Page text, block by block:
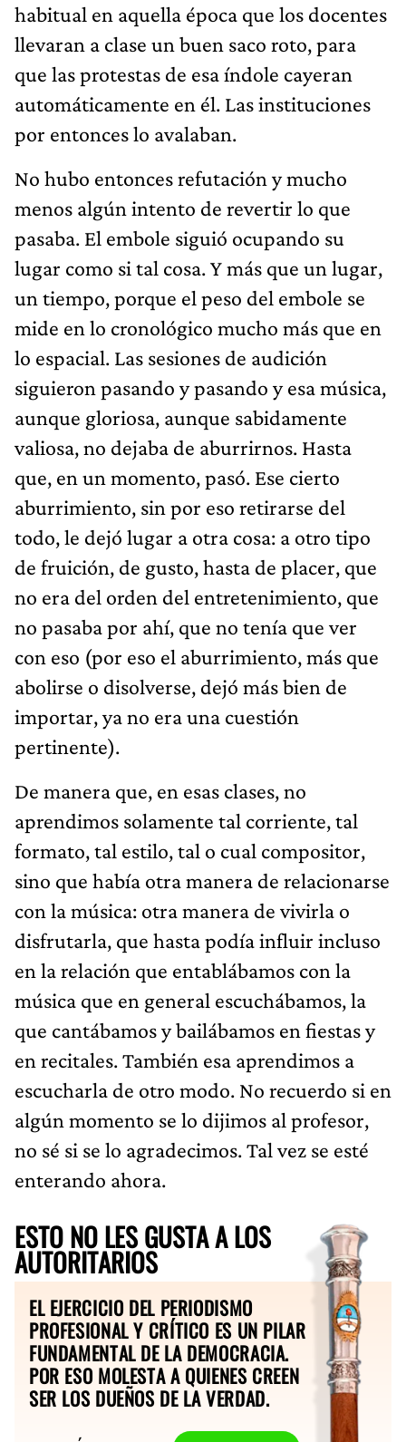
habitual en aquella época que los docentes
llevaran a clase un buen saco roto, para
que las protestas de esa índole cayeran
automáticamente en él. Las instituciones
por entonces lo avalaban.
No hubo entonces refutación y mucho
menos algún intento de revertir lo que
pasaba. El embole siguió ocupando su
lugar como si tal cosa. Y más que un lugar,
un tiempo, porque el peso del embole se
mide en lo cronológico mucho más que en
lo espacial. Las sesiones de audición
siguieron pasando y pasando y esa música,
aunque gloriosa, aunque sabidamente
valiosa, no dejaba de aburrirnos. Hasta
que, en un momento, pasó. Ese cierto
aburrimiento, sin por eso retirarse del
todo, le dejó lugar a otra cosa: a otro tipo
de fruición, de gusto, hasta de placer, que
no era del orden del entretenimiento, que
no pasaba por ahí, que no tenía que ver
con eso (por eso el aburrimiento, más que
abolirse o disolverse, dejó más bien de
importar, ya no era una cuestión
pertinente).
De manera que, en esas clases, no
aprendimos solamente tal corriente, tal
formato, tal estilo, tal o cual compositor,
sino que había otra manera de relacionarse
con la música: otra manera de vivirla o
disfrutarla, que hasta podía influir incluso
en la relación que entablábamos con la
música que en general escuchábamos, la
que cantábamos y bailábamos en fiestas y
en recitales. También esa aprendimos a
escucharla de otro modo. No recuerdo si en
algún momento se lo dijimos al profesor,
no sé si se lo agradecimos. Tal vez se esté
enterando ahora.
ESTO NO LES GUSTA A LOS
AUTORITARIOS
EL EJERCICIO DEL PERIODISMO
PROFESIONAL Y CRÍTICO ES UN PILAR
FUNDAMENTAL DE LA DEMOCRACIA.
POR ESO MOLESTA A QUIENES CREEN
SER LOS DUEÑOS DE LA VERDAD.